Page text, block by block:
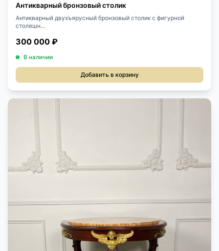
Антикварный бронзовый столик
Антикварный двухъярусный бронзовый столик с фигурной
столешн...
300 000 ₽
В наличии
Добавить в корзину